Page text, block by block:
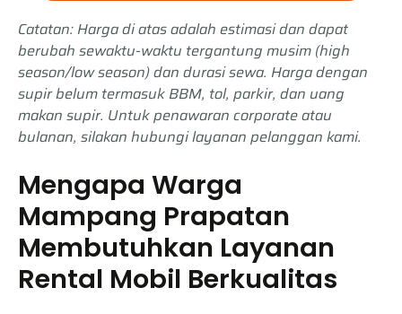
Catatan: Harga di atas adalah estimasi dan dapat
berubah sewaktu-waktu tergantung musim (high
season/low season) dan durasi sewa. Harga dengan
supir belum termasuk BBM, tol, parkir, dan uang
makan supir. Untuk penawaran corporateatau
bulanan, silakan hubungi layanan pelanggan kami.
Mengapa Warga
Mampang Prapatan
Membutuhkan Layanan
Rental Mobil Berkualitas